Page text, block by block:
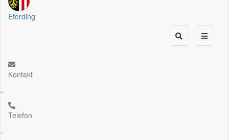
Eferding
Kontakt
.
Telefon
.